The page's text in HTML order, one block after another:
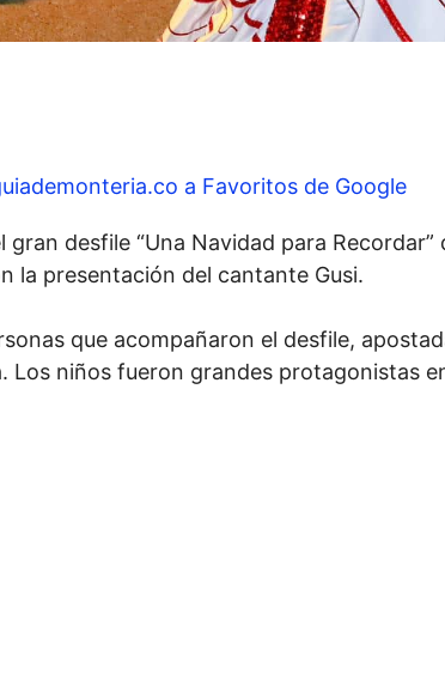
a Favoritos de Google
desfile “Una Navidad para
la presentación del cantante Gusi.
que acompañaron el desfile,
Los niños fueron grandes protagonistas